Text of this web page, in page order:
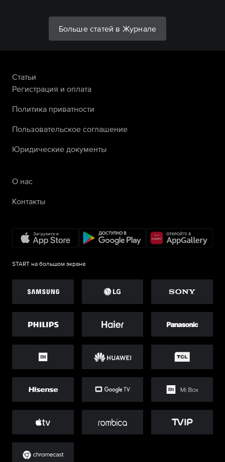
Больше статей в Журнале
Статьи
Регистрация и оплата
Политика приватности
Пользовательское соглашение
Юридические документы
О нас
Контакты
START на большом экране